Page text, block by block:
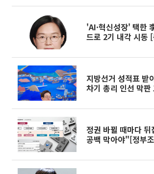
'AI·혁신성장' 택한
드로 2기 내각 시동
지방선거 성적표 받
차기 총리 인선 막판
정권 바뀔 때마다
공백 막아야"[정부